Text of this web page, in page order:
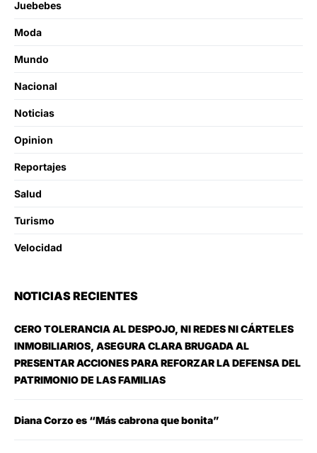
Juebebes
Moda
Mundo
Nacional
Noticias
Opinion
Reportajes
Salud
Turismo
Velocidad
NOTICIAS RECIENTES
CERO TOLERANCIA AL DESPOJO, NI REDES NI CÁRTELES
INMOBILIARIOS, ASEGURA CLARA BRUGADA AL
PRESENTAR ACCIONES PARA REFORZAR LA DEFENSA DEL
PATRIMONIO DE LAS FAMILIAS
Diana Corzo es “Más cabrona que bonita”